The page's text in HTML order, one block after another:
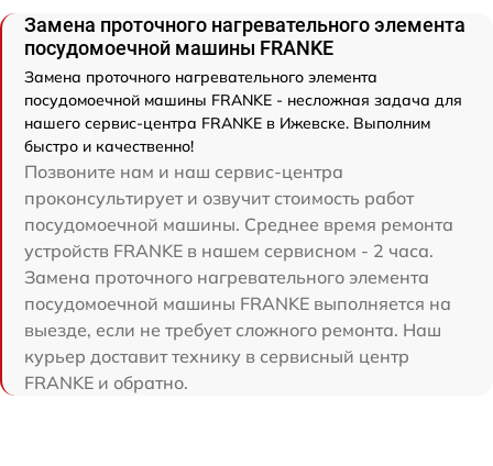
Замена проточного нагревательного элемента
посудомоечной машины FRANKE
Замена проточного нагревательного элемента
посудомоечной машины FRANKE - несложная задача для
нашего сервис-центра FRANKE в Ижевске. Выполним
быстро и качественно!
Позвоните нам и наш сервис-центра
проконсультирует и озвучит стоимость работ
посудомоечной машины. Среднее время ремонта
устройств FRANKE в нашем сервисном - 2 часа.
Замена проточного нагревательного элемента
посудомоечной машины FRANKE выполняется на
выезде, если не требует сложного ремонта. Наш
курьер доставит технику в сервисный центр
FRANKE и обратно.